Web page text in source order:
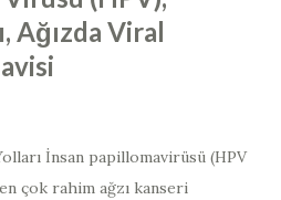
Ağızda Viral
İnsan papillomavirüsü (HPV
çok rahim ağzı kanseri